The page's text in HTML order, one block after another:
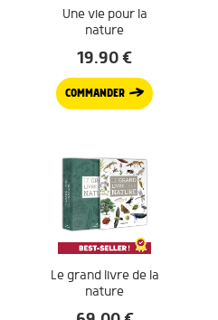
Une vie pour la
nature
19.90€
COMMANDER
Le grand livre de la
nature